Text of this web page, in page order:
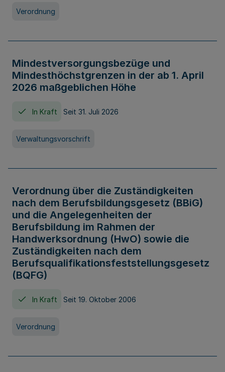
Verordnung
Mindestversorgungsbezüge und
Mindesthöchstgrenzen in der ab 1. April
2026 maßgeblichen Höhe
In Kraft Seit 31. Juli 2026
Verwaltungsvorschrift
Verordnung über die Zuständigkeiten
nach dem Berufsbildungsgesetz (BBiG)
und die Angelegenheiten der
Berufsbildung im Rahmen der
Handwerksordnung (HwO) sowie die
Zuständigkeiten nach dem
Berufsqualifikationsfeststellungsgesetz
(BQFG)
In Kraft Seit 19. Oktober 2006
Verordnung